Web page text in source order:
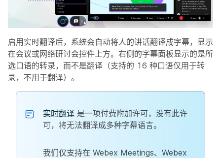
启用实时翻译后，系统会自动将人的讲话翻译成字幕，显示
在会议或网络研讨会控件上方。右侧的字幕面板显示的是所
选口语的转录，而不是翻译（支持的 16 种口语仅用于转
录，不用于翻译）。
实时翻译 是一项付费附加许可，没有此许
可，将无法翻译成多种字幕语言。
我们仅支持在 Webex Meetings、Webex